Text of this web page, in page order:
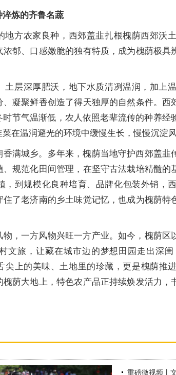
炼的齐鲁名蔬
地方农家良种，西郊盖韭扎根槐荫西郊沃
郁、口感嫩脆的独有特质，成为槐荫极具
土层深厚肥沃，地下水质清冽温润，加上
、凝聚鲜香创造了得天独厚的自然条件。
时节气温渐低，农人依照老辈流传的种养
在温润避光的环境中缓慢生长，慢慢沉淀风
满城乡。多年来，槐荫当地守护西郊盖韭
、规范化田间管理，在坚守古法栽培精髓
，到规模化良种培育、品牌化包装外销，
了老济南的乡土味觉记忆，也成为槐荫特
，一方风物兴旺一方产业。如今，槐荫区
文旅，让藏在城市边的梦想田园走出深
尖上的美味、土地里的珍藏，更是槐荫推
荫大地上，特色农产品正持续焕发活力，
重磅微视频丨